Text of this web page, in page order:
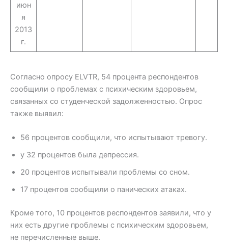
июн
я
2013
г.
Согласно опросу ELVTR, 54 процента респондентов
сообщили о проблемах с психическим здоровьем,
связанных со студенческой задолженностью. Опрос
также выявил:
56 процентов сообщили, что испытывают тревогу.
у 32 процентов была депрессия.
20 процентов испытывали проблемы со сном.
17 процентов сообщили о панических атаках.
Кроме того, 10 процентов респондентов заявили, что у
них есть другие проблемы с психическим здоровьем,
не перечисленные выше.